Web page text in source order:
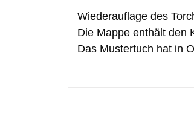
Wiederauflage des
Die Mappe enthält den
Das Mustertuch hat in